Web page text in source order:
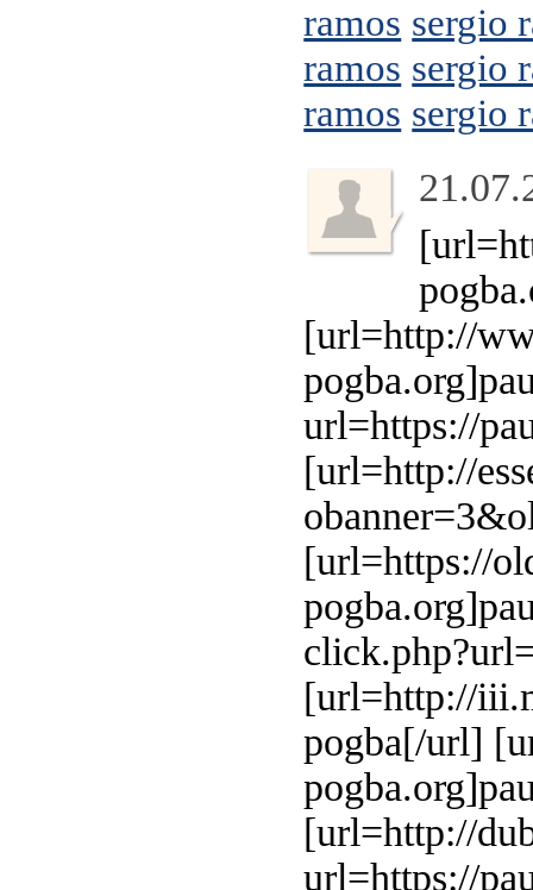
ramos sergio
ramos sergio
ramos sergio
[url=http://
url=https://
[url=http://
[url=https://
[url=http://
pogba[/url]
[url=http://
url=https://